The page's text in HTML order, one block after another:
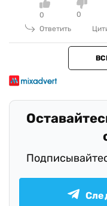
0
0
Ответить